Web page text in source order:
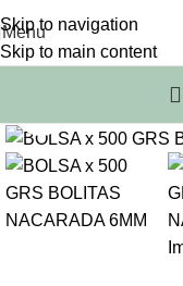
Skip to navigation
Skip to main content
Menu